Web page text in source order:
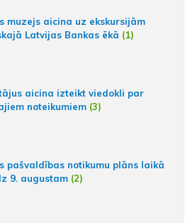
muzejs aicina uz ekskursijām
Latvijas Bankas ēkā (1)
aicina izteikt viedokli par
noteikumiem (3)
pašvaldības notikumu plāns laikā
9. augustam (2)